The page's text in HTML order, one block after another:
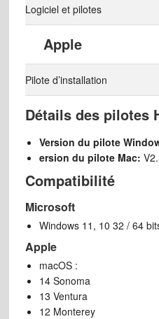
Logiciel et pilotes
Apple
Pilote d’installation
Détails des pilotes
Version du pilote
ersion du pilote Mac:
Compatibilité
Microsoft
Windows 11, 10 32 / 64
Apple
macOS :
14 Sonoma
13 Ventura
12 Monterey